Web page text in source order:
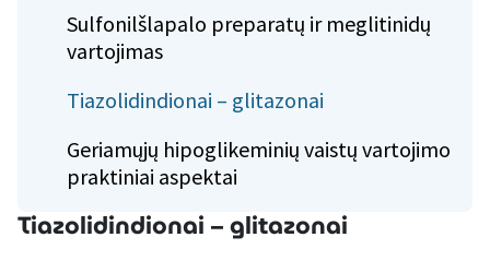
Sulfonilšlapalo preparatų ir meglitinidų
vartojimas
Tiazolidindionai – glitazonai
Geriamųjų hipoglikeminių vaistų vartojimo
praktiniai aspektai
Tiazolidindionai – glitazonai